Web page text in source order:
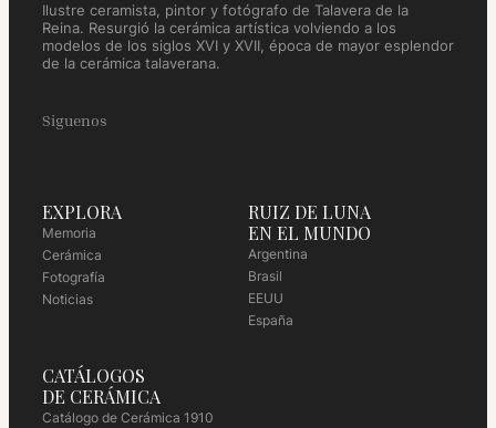
Ilustre ceramista, pintor y fotógrafo de Talavera de la
Reina. Resurgió la cerámica artística volviendo a los
modelos de los siglos XVI y XVII, época de mayor esplendor
de la cerámica talaverana.
Siguenos
EXPLORA
Memoria
Cerámica
Fotografía
Noticias
RUIZ DE LUNA
EN EL MUNDO
Argentina
Brasil
EEUU
España
CATÁLOGOS
DE CERÁMICA
Catálogo de Cerámica 1910